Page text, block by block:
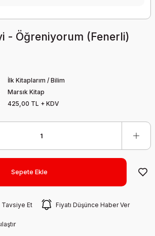
- Öğreniyorum (Fenerli)
İlk Kitaplarım / Bilim
Marsık Kitap
425,00 TL + KDV
Sepete Ekle
Tavsiye Et Fiyatı Düşünce Haber Ver